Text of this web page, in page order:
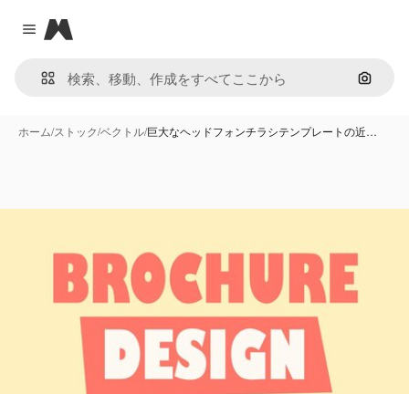
Close menu
Magnific
画像で
ホーム/ストック/ベクトル/巨大なヘッドフォンチラシテンプレートの近…